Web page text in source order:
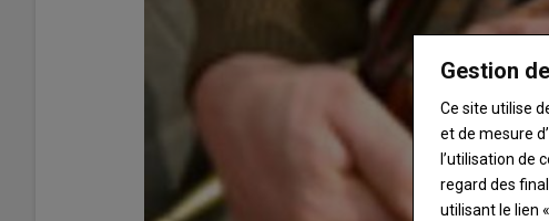
Gestion
Ce site utilise
et de mesure
l’utilisation de
regard des
utilisant le lien